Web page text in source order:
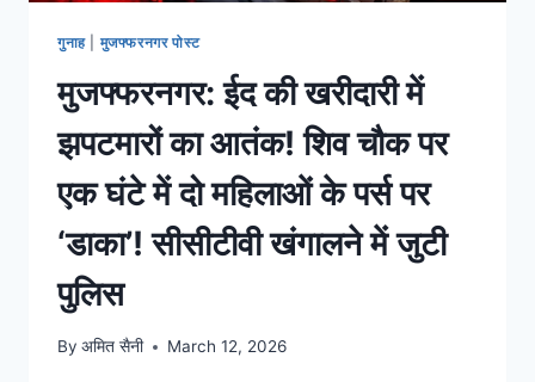
गुनाह| मुजफ्फरनगर पोस्ट
मुजफ्फरनगर: ईद की खरीदारी में
झपटमारों का आतंक! शिव चौक पर
एक घंटे में दो महिलाओं के पर्स पर
‘डाका’! सीसीटीवी खंगालने में जुटी
पुलिस
By अमित सैनी March 12, 2026